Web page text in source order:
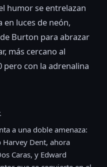
humor se entrelazan
en luces de neón,
Burton para abrazar
más cercano al
pero con la adrenalina
a una doble amenaza:
Dent, ahora
Caras, y Edward